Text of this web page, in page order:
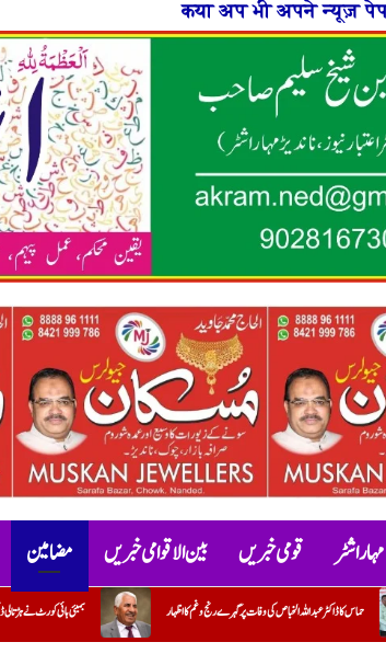
कया अप भी अपने न्यूज़ पेपर की वेब साईट
مہاراشٹر قومی خبریں بین الاقوامی خبریں مضامین
بمبئی ہائی کورٹ نے ہڑتالی ڈاکٹروں کی سرزنش کرتے ہوئے ان سے فوری طور پر کام وغم کااظہار